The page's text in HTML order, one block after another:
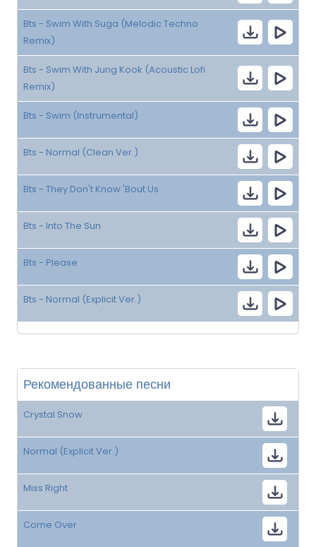
Bts - Swim With Suga (Melodic Techno
Remix)
Bts - Swim With Jung Kook (Acoustic Lofi
Remix)
Bts - Swim (Instrumental)
Bts - Normal (Clean Ver.)
Bts - They Don't Know 'Bout Us
Bts - Into The Sun
Bts - Please
Bts - Normal (Explicit Ver.)
Рекомендованные песни
Crystal Snow
Normal (Explicit Ver.)
Miss Right
Come Over